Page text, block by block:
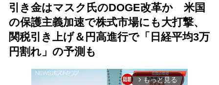
引き金はマスク氏のDOGE改革か 米国
の保護主義加速で株式市場にも大打撃、
関税引き上げ＆円高進行で「日経平均3万
円割れ」の予測も
arrow_forward_ios もっと見る